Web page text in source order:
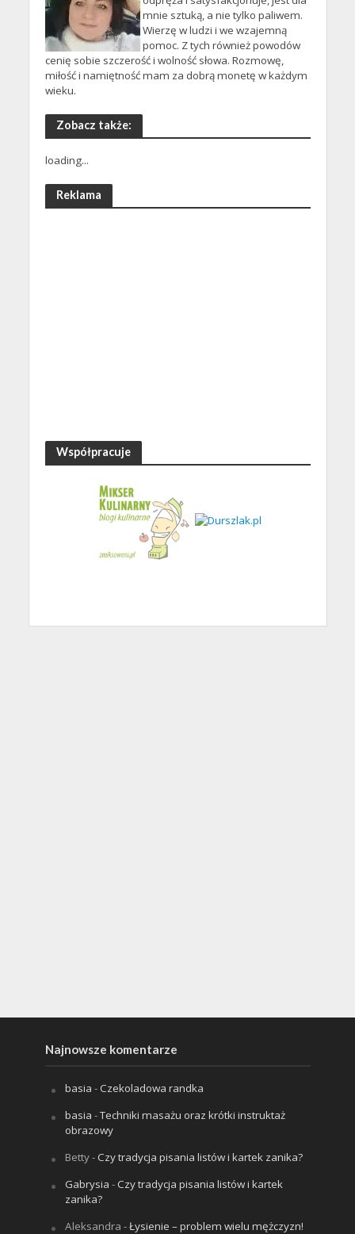
mnie sztuką, a nie tylko paliwem.
Wierzę w ludzi i we wzajemną
pomoc. Z tych również powodów
cenię sobie szczerość i wolność słowa. Rozmowę,
miłość i namiętność mam za dobrą monetę w każdym
wieku.
Zobacz także:
loading...
Reklama
Współpracuje
Najnowsze komentarze
basia -Czekoladowa randka
basia -Techniki masażu oraz krótki instruktaż
obrazowy
Betty-Czy tradycja pisania listów i kartek zanika?
Gabrysia -Czy tradycja pisania listów i kartek
zanika?
Aleksandra -Łysienie – problem wielu mężczyzn!